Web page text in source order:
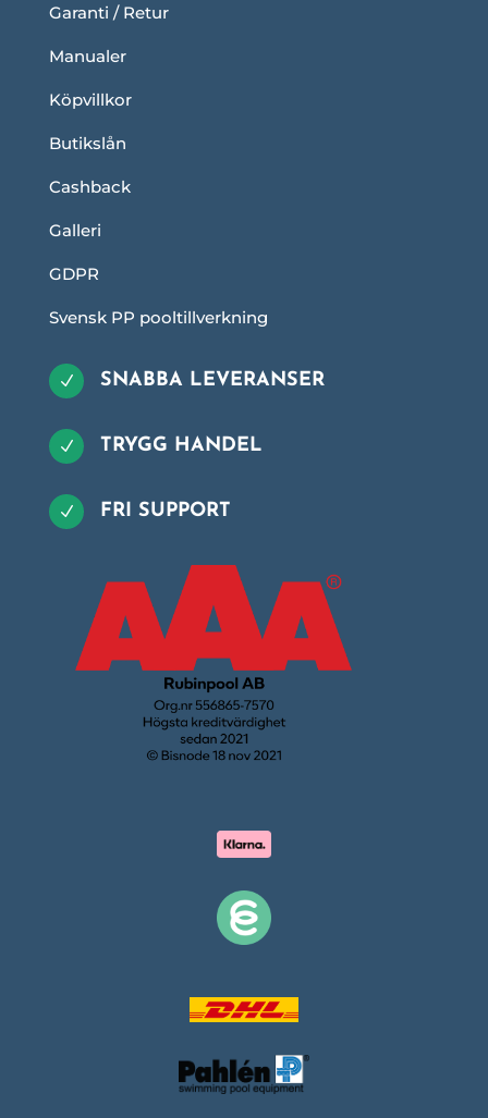
Garanti / Retur
Manualer
Köpvillkor
Butikslån
Cashback
Galleri
GDPR
Svensk PP pooltillverkning
N SNABBA LEVERANSER
N TRYGG HANDEL
N FRI SUPPORT